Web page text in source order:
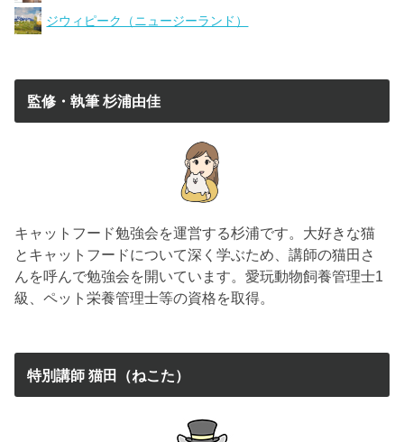
ジウィピーク（ニュージーランド）
監修・執筆 杉浦由佳
キャットフード勉強会を運営する杉浦です。大好きな猫
とキャットフードについて深く学ぶため、講師の猫田さ
んを呼んで勉強会を開いています。愛玩動物飼養管理士1
級、ペット栄養管理士等の資格を取得。
特別講師 猫田（ねこた）